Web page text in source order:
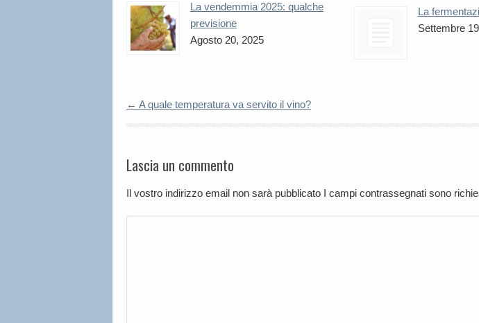
La vendemmia 2025: qualche
previsione
Agosto 20, 2025
La
Settembre
← A quale temperatura va servito il vino?
Lascia un commento
Il vostro indirizzo email non sarà pubblicato I campi contrassegnati sono